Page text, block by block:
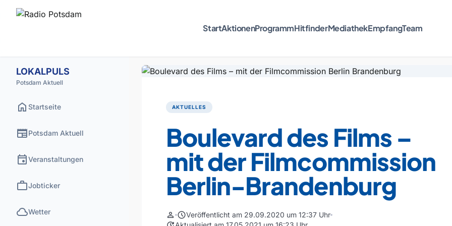
StartAktionenProgrammHitfinderMediathekEmpfangTeam
LOKALPULS
Potsdam Aktuell
home Startseite
newspaperPotsdam Aktuell
eventVeranstaltungen
workJobticker
cloudWetter
AKTUELLES
Boulevard des Films –
mit der Filmcommission
Berlin-Brandenburg
person scheduleVeröffentlicht am 29.09.2020 um 12:37 Uhr